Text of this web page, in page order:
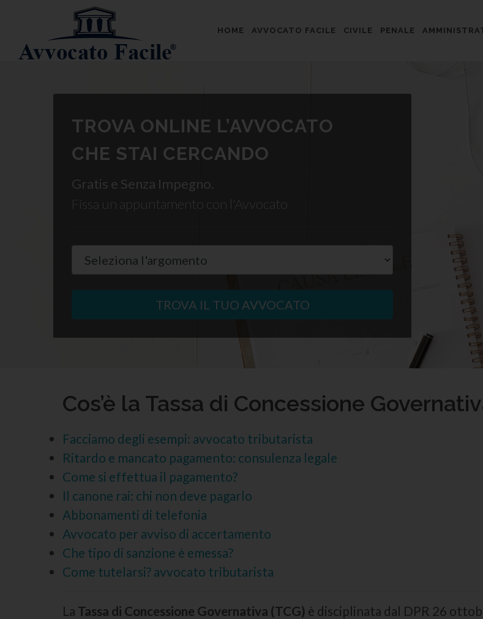
HOME AVVOCATO FACILE CIVILE PENALE
TROVA ONLINE L’AVVOCATO
CHE STAI CERCANDO
Gratis e Senza Impegno.
Fissa un appuntamento con l'Avvocato
TROVA IL TUO AVVOCATO
Cos’è la Tassa di Concessione
Facciamo degli esempi: avvocato tributarista
Ritardo e mancato pagamento: consulenza legale
Come si effettua il pagamento?
Il canone rai: chi non deve pagarlo
Abbonamenti di telefonia
Avvocato per avviso di accertamento
Che tipo di sanzione è emessa?
Come tutelarsi? avvocato tributarista
La Tassa di Concessione Governativa (TCG) è disciplinata dal DPR 26